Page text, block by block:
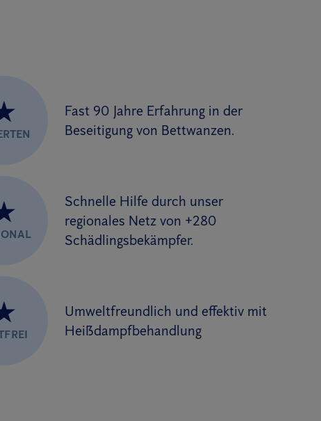
Fast 90 Jahre Erfahrung in der
Beseitigung von Bettwanzen.
Schnelle Hilfe durch unser
regionales Netz von +280
Schädlingsbekämpfer.
Umweltfreundlich und effektiv mit
Heißdampfbehandlung